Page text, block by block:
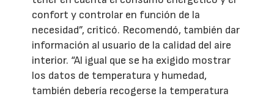
confort y controlar en función de la
necesidad”, criticó. Recomendó, también dar
información al usuario de la calidad del aire
interior. “Al igual que se ha exigido mostrar
los datos de temperatura y humedad,
también debería recogerse la temperatura